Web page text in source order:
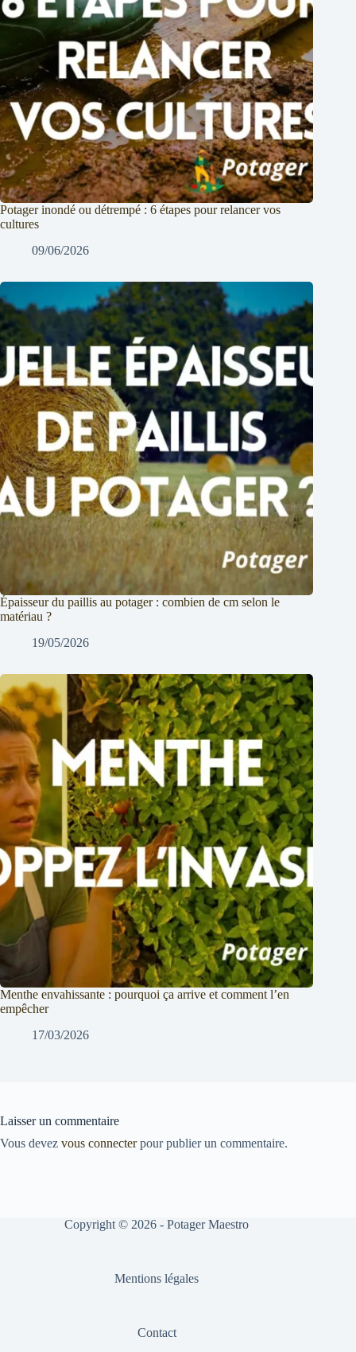
Potager inondé ou détrempé : 6 étapes pour relancer vos
cultures
09/06/2026
Épaisseur du paillis au potager : combien de cm selon le
matériau ?
19/05/2026
Menthe envahissante : pourquoi ça arrive et comment l’en
empêcher
17/03/2026
Laisser un commentaire
Vous devez vous connecterpour publier un commentaire.
Copyright © 2026 - Potager Maestro
Mentions légales
Contact